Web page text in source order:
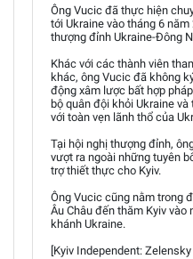
Ông Vucic đã thực hiện
tới Ukraine vào tháng 6
thượng đỉnh Ukraine-Đông
Khác với các thành viên
khác, ông Vucic đã không
động xâm lược bất hợp
bộ quân đội khỏi Ukraine
với toàn vẹn lãnh thổ của
Tại hội nghị thượng đỉnh,
vượt ra ngoài những tuyên
trợ thiết thực cho Kyiv.
Ông Vucic cũng nằm trong
Âu Châu đến thăm Kyiv vào
khánh Ukraine.
[Kyiv Independent: